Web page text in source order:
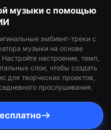
музыки с помощью
эмбиент-треки с
музыки на основе
Настройте настроение, темп,
слои, чтобы создать
для творческих проектов,
прослушивания.